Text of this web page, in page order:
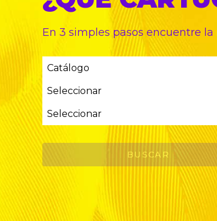
En 3 simples pasos encuentre